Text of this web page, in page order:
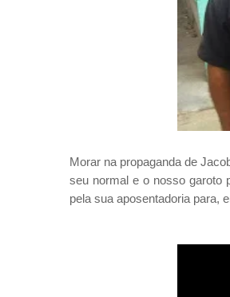
Morar na propaganda de
seu normal e o nosso garoto
pela sua aposentadoria para,